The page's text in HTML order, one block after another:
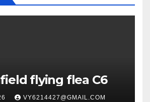
flying flea C6
VY6214427@GMAIL.COM